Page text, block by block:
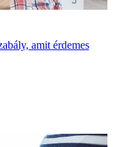
amit érdemes